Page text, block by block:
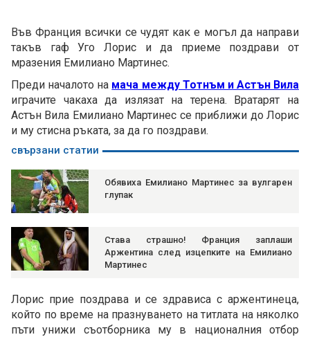
Във Франция всички се чудят как е могъл да направи
такъв гаф Уго Лорис и да приеме поздрави от
мразения Емилиано Мартинес.
Преди началото на мача между Тотнъм и Астън Вила
играчите чакаха да излязат на терена. Вратарят на
Астън Вила Емилиано Мартинес се приближи до Лорис
и му стисна ръката, за да го поздрави.
свързани статии
Обявиха Емилиано Мартинес за вулгарен
глупак
Става страшно! Франция заплаши
Аржентина след изцепките на Емилиано
Мартинес
Лорис прие поздрава и се здрависа с аржентинеца,
който по време на празнуването на титлата на няколко
пъти унижи съотборника му в националния отбор